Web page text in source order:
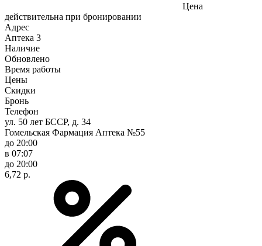
Цена
действительна при бронировании
Адрес
Аптека 3
Наличие
Обновлено
Время работы
Цены
Скидки
Бронь
Телефон
ул. 50 лет БССР, д. 34
Гомельская Фармация Аптека №55
до 20:00
в 07:07
до 20:00
6,72 р.